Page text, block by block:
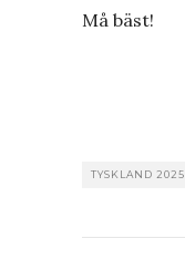
Må bäst!
TYSKLAND 2025